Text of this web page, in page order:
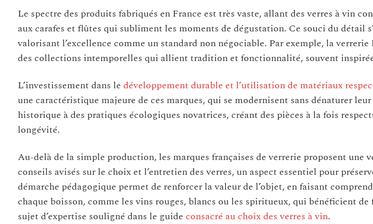
Le spectre des produits fabriqués en France est très vaste, allant des verres à vin
aux carafes et flûtes qui subliment les moments de dégustation. Ce souci du détail
valorisant l’excellence comme un standard non négociable. Par exemple, la
des collections intemporelles qui allient tradition et fonctionnalité, souvent
L’investissement dans le développement durable et l’utilisation de matériaux
une caractéristique majeure de ces marques, qui se modernisent sans dénaturer
historique à des pratiques écologiques novatrices, créant des pièces à la fois
longévité.
Au-delà de la simple production, les marques françaises de verrerie proposent une
conseils avisés sur le choix et l’entretien des verres, un aspect essentiel pour
démarche pédagogique permet de renforcer la valeur de l’objet, en faisant
chaque boisson, comme les vins rouges, blancs ou les spiritueux, qui bénéficient
sujet d’expertise souligné dans le guide consacré au choix des verres à vin.